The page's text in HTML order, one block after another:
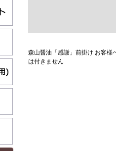
森山醤油「感謝」前掛け お客
は付きません